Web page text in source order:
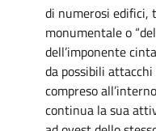
di numerosi edifici,
monumentale o
dell’imponente
da possibili
compreso
continua la sua